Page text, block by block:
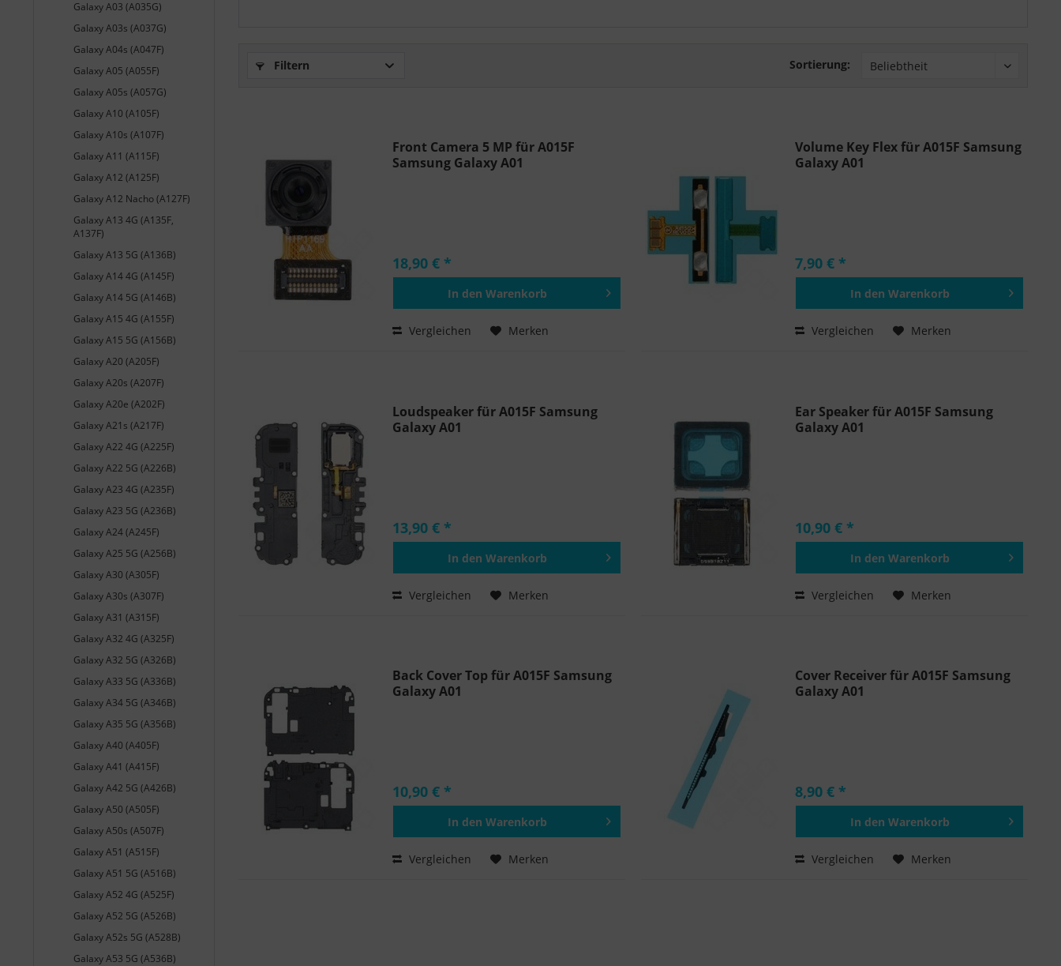
Galaxy A03 (A035G)
Galaxy A03s (A037G)
Galaxy A04s (A047F)
Galaxy A05 (A055F)
Galaxy A05s (A057G)
Galaxy A10 (A105F)
Galaxy A10s (A107F)
Galaxy A11 (A115F)
Galaxy A12 (A125F)
Galaxy A12 Nacho (A127F)
Galaxy A13 4G (A135F,
A137F)
Galaxy A13 5G (A136B)
Galaxy A14 4G (A145F)
Galaxy A14 5G (A146B)
Galaxy A15 4G (A155F)
Galaxy A15 5G (A156B)
Galaxy A20 (A205F)
Galaxy A20s (A207F)
Galaxy A20e (A202F)
Galaxy A21s (A217F)
Galaxy A22 4G (A225F)
Galaxy A22 5G (A226B)
Galaxy A23 4G (A235F)
Galaxy A23 5G (A236B)
Galaxy A24 (A245F)
Galaxy A25 5G (A256B)
Galaxy A30 (A305F)
Galaxy A30s (A307F)
Galaxy A31 (A315F)
Galaxy A32 4G (A325F)
Galaxy A32 5G (A326B)
Galaxy A33 5G (A336B)
Galaxy A34 5G (A346B)
Galaxy A35 5G (A356B)
Galaxy A40 (A405F)
Galaxy A41 (A415F)
Galaxy A42 5G (A426B)
Galaxy A50 (A505F)
Galaxy A50s (A507F)
Galaxy A51 (A515F)
Galaxy A51 5G (A516B)
Galaxy A52 4G (A525F)
Galaxy A52 5G (A526B)
Galaxy A52s 5G (A528B)
Galaxy A53 5G (A536B)
Filtern Sortierung:
Front Camera 5 MP für A015F
Samsung Galaxy A01
18,90 € *
In den Warenkorb
Hinzugefügt
Vergleichen Merken
Volume Key Flex für A015F Samsung
Galaxy A01
7,90 € *
In den Warenkorb
Hinzugefügt
Vergleichen Merken
Loudspeaker für A015F Samsung
Galaxy A01
13,90 € *
In den Warenkorb
Hinzugefügt
Vergleichen Merken
Ear Speaker für A015F Samsung
Galaxy A01
10,90 € *
In den Warenkorb
Hinzugefügt
Vergleichen Merken
Back Cover Top für A015F Samsung
Galaxy A01
10,90 € *
In den Warenkorb
Hinzugefügt
Vergleichen Merken
Cover Receiver für A015F Samsung
Galaxy A01
8,90 € *
In den Warenkorb
Hinzugefügt
Vergleichen Merken